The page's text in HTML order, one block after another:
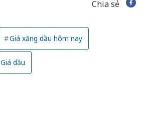
Chia sẻ
Giá xăng dầu hôm nay
Giá dầu